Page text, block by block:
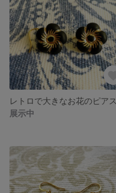
レトロで大きなお花のピアス
展示中